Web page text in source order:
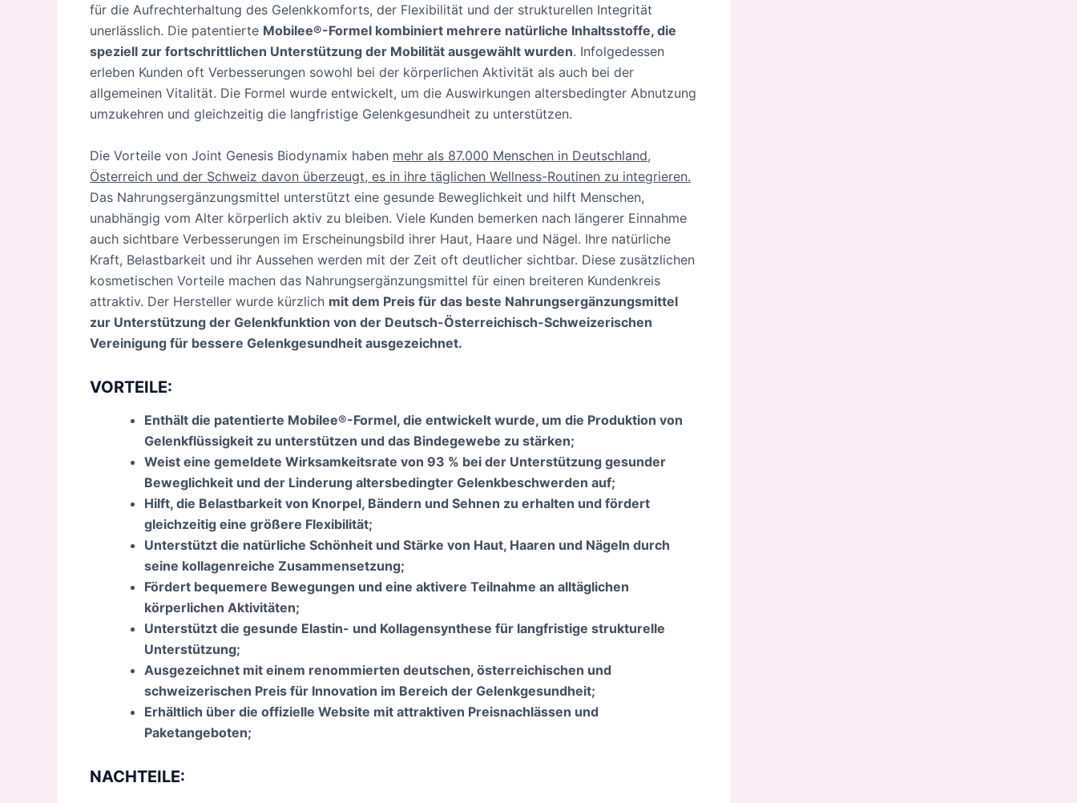
für die Aufrechterhaltung des Gelenkkomforts, der Flexibilität und der strukturellen Integrität
unerlässlich. Die patentierte Mobilee®-Formel kombiniert mehrere natürliche Inhaltsstoffe, die
speziell zur fortschrittlichen Unterstützung der Mobilität ausgewählt wurden. Infolgedessen
erleben Kunden oft Verbesserungen sowohl bei der körperlichen Aktivität als auch bei der
allgemeinen Vitalität. Die Formel wurde entwickelt, um die Auswirkungen altersbedingter Abnutzung
umzukehren und gleichzeitig die langfristige Gelenkgesundheit zu unterstützen.
Die Vorteile von Joint Genesis Biodynamix haben mehr als 87.000 Menschen in Deutschland,
Österreich und der Schweiz davon überzeugt, es in ihre täglichen Wellness-Routinen zu integrieren.
Das Nahrungsergänzungsmittel unterstützt eine gesunde Beweglichkeit und hilft Menschen,
unabhängig vom Alter körperlich aktiv zu bleiben. Viele Kunden bemerken nach längerer Einnahme
auch sichtbare Verbesserungen im Erscheinungsbild ihrer Haut, Haare und Nägel. Ihre natürliche
Kraft, Belastbarkeit und ihr Aussehen werden mit der Zeit oft deutlicher sichtbar. Diese zusätzlichen
kosmetischen Vorteile machen das Nahrungsergänzungsmittel für einen breiteren Kundenkreis
attraktiv. Der Hersteller wurde kürzlich mit dem Preis für das beste Nahrungsergänzungsmittel
zur Unterstützung der Gelenkfunktion von der Deutsch-Österreichisch-Schweizerischen
Vereinigung für bessere Gelenkgesundheit ausgezeichnet.
VORTEILE:
Enthält die patentierte Mobilee®-Formel, die entwickelt wurde, um die Produktion von
Gelenkflüssigkeit zu unterstützen und das Bindegewebe zu stärken;
Weist eine gemeldete Wirksamkeitsrate von 93 % bei der Unterstützung gesunder
Beweglichkeit und der Linderung altersbedingter Gelenkbeschwerden auf;
Hilft, die Belastbarkeit von Knorpel, Bändern und Sehnen zu erhalten und fördert
gleichzeitig eine größere Flexibilität;
Unterstützt die natürliche Schönheit und Stärke von Haut, Haaren und Nägeln durch
seine kollagenreiche Zusammensetzung;
Fördert bequemere Bewegungen und eine aktivere Teilnahme an alltäglichen
körperlichen Aktivitäten;
Unterstützt die gesunde Elastin- und Kollagensynthese für langfristige strukturelle
Unterstützung;
Ausgezeichnet mit einem renommierten deutschen, österreichischen und
schweizerischen Preis für Innovation im Bereich der Gelenkgesundheit;
Erhältlich über die offizielle Website mit attraktiven Preisnachlässen und
Paketangeboten;
NACHTEILE: